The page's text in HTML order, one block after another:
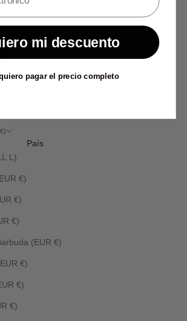
País
L)
€)
€)
€)
(EUR €)
€)
€)
€)
mi descuento
pagar el precio completo